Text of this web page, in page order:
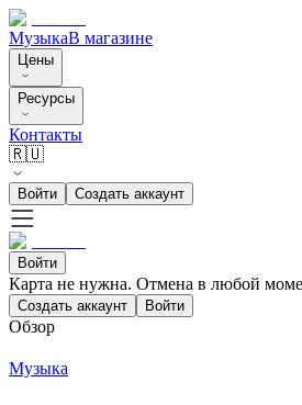
МузыкаВ магазине
Цены
Ресурсы
Контакты
🇷🇺
Войти Создать аккаунт
Войти
Карта не нужна. Отмена в любой
Создать аккаунт Войти
Обзор
Музыка